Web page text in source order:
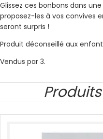
Glissez ces bonbons dans
proposez-les à vos convives
seront surpris !
Produit déconseillé aux
Vendus par 3.